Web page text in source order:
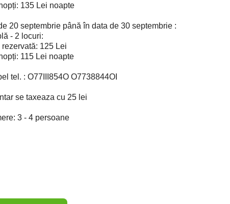
135 Lei noapte
20 septembrie până în data de 30 septembrie :
- 2 locuri:
125 Lei
115 Lei noapte
tel. : O77III854O O7738844OI
se taxeaza cu 25 lei
3 - 4 persoane